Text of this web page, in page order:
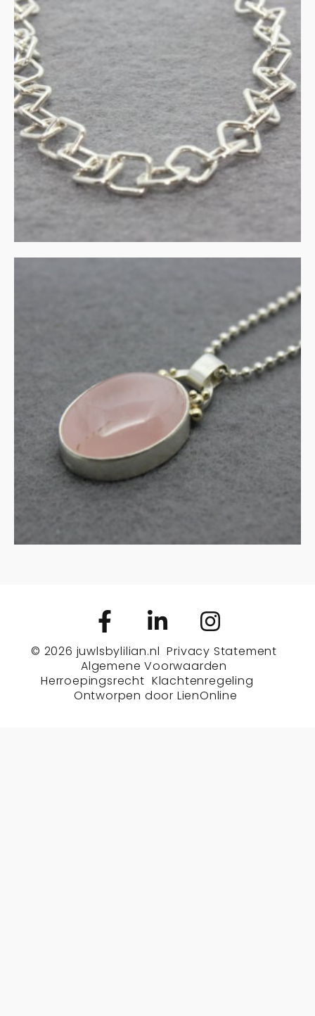
Collier en armband zilver
€135.00
IN WINKELMAND
Collier van rozenkwarts in
zilver met gouden details
MEER INFORMATIE
© 2026 juwlsbylilian.nl Privacy Statement
Algemene Voorwaarden
Herroepingsrecht Klachtenregeling
Ontworpen door LienOnline